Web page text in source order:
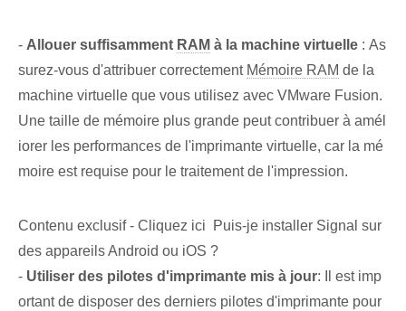
- Allouer suffisamment RAM à la machine virtuelle : As
surez-vous d'attribuer correctement Mémoire RAM de la
machine virtuelle que vous utilisez avec VMware Fusion.
Une taille de mémoire plus grande peut contribuer à amél
iorer les performances de l'imprimante virtuelle, car la mé
moire est requise pour le traitement de l'impression.
Contenu exclusif - Cliquez ici Puis-je installer Signal sur
des appareils Android ou iOS ?
- Utiliser des pilotes d'imprimante mis à jour: Il est imp
ortant de disposer des derniers pilotes d'imprimante pour